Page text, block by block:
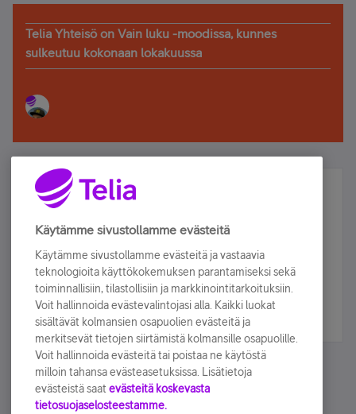
Telia Yhteisö on Vain luku -moodissa, kunnes
sulkeutuu kokonaan lokakuussa
Älä jää paitsi – osallistu ja voita!
Tilaa Telian uutiskirje ja olet mukana arvonnassa.
sähköpostiisi.
Tilaa nyt
Käytämme sivustollamme evästeitä
Käytämme sivustollamme evästeitä ja vastaavia
teknologioita käyttökokemuksen parantamiseksi sekä
toiminnallisiin, tilastollisiin ja markkinointitarkoituksiin.
Voit hallinnoida evästevalintojasi alla. Kaikki luokat
sisältävät kolmansien osapuolien evästeitä ja
merkitsevät tietojen siirtämistä kolmansille osapuolille.
Voit hallinnoida evästeitä tai poistaa ne käytöstä
milloin tahansa evästeasetuksissa. Lisätietoja
evästeistä saat evästeitä koskevasta
tietosuojaselosteestamme.